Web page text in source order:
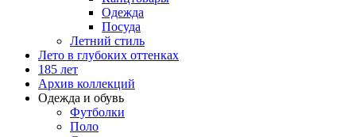
Одежда
Посуда
Летний стиль
Лето в глубоких оттенках
185 лет
Архив коллекций
Одежда и обувь
Футболки
Поло